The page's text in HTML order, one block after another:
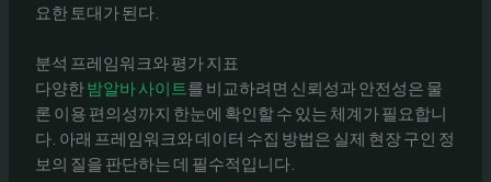
요한 토대가 된다.
분석 프레임워크와 평가 지표
다양한밤알바 사이트를 비교하려면 신뢰성과 안전성은 물
론 이용 편의성까지 한눈에 확인할 수 있는 체계가 필요합니
다. 아래 프레임워크와 데이터 수집 방법은 실제 현장 구인 정
보의 질을 판단하는 데 필수적입니다.